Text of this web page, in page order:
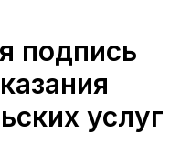
подпись
услуг